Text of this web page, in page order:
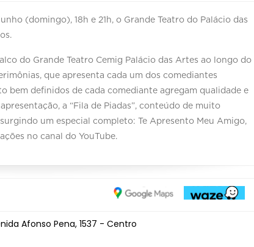
(domingo), 18h e 21h, o Grande Teatro do Palácio das
do Grande Teatro Cemig Palácio das Artes ao longo do
que apresenta cada um dos comediantes
bem definidos de cada comediante agregam qualidade e
a “Fila de Piadas”, conteúdo de muito
um especial completo: Te Apresento Meu Amigo,
no canal do YouTube.
Afonso Pena, 1537 - Centro